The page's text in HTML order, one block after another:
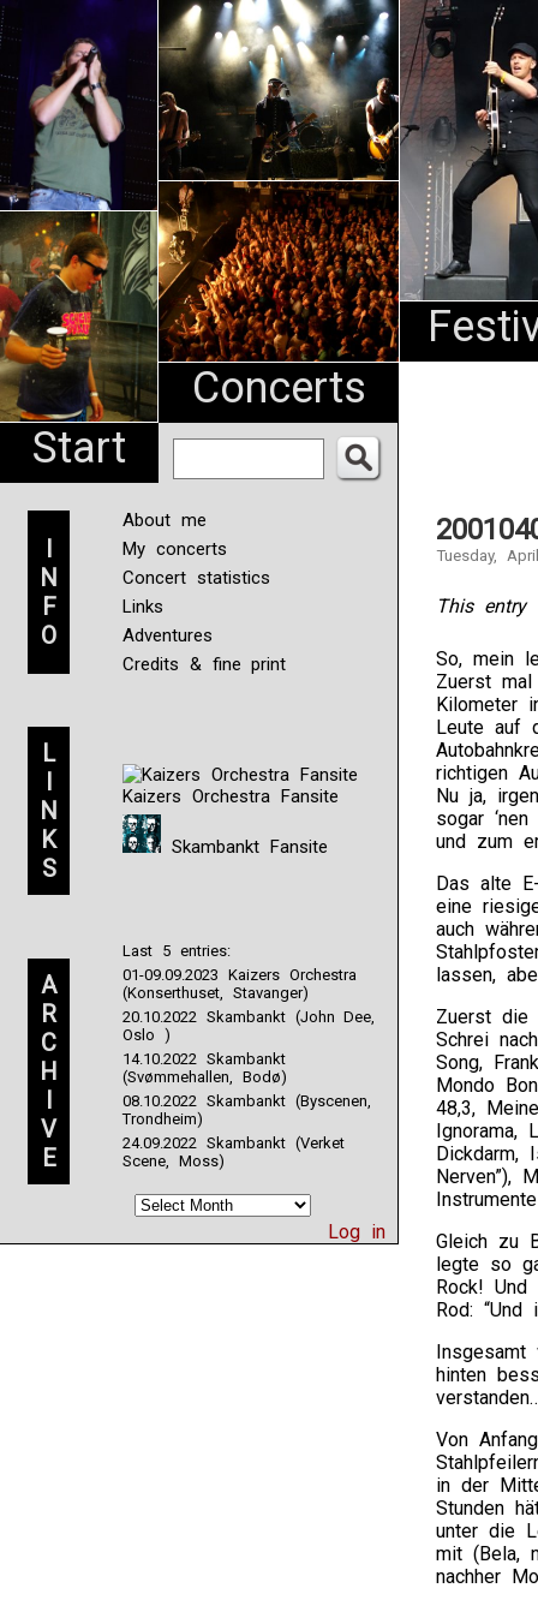
Start
Concerts
Pharma
I
N
F
O
About me
My concerts
Concert statistics
Links
Adventures
Credits & fine print
L
I
N
K
S
Kaizers Orchestra Fansite
Skambankt Fansite
A
R
C
H
I
V
E
Last 5 entries:
01-09.09.2023 Kaizers Orchestra
(Konserthuset, Stavanger)
20.10.2022 Skambankt (John Dee,
Oslo )
14.10.2022 Skambankt
(Svømmehallen, Bodø)
08.10.2022 Skambankt (Byscenen,
Trondheim)
24.09.2022 Skambankt (Verket
Scene, Moss)
Log in
Tuesday,
This entry
So, mein
Zuerst
Kilometer
Leute auf
richtigen
Nu ja,
sogar
und zum
Das alte
eine
auch
lassen,
Zuerst die
Schrei
Song,
Mondo
48,3,
Ignorama,
Dickdarm,
Nerven”),
Gleich zu
legte so
Rock!
Rod:
Insgesamt
hinten
Von
in der
Stunden
unter die
mit (Bela,
nachher